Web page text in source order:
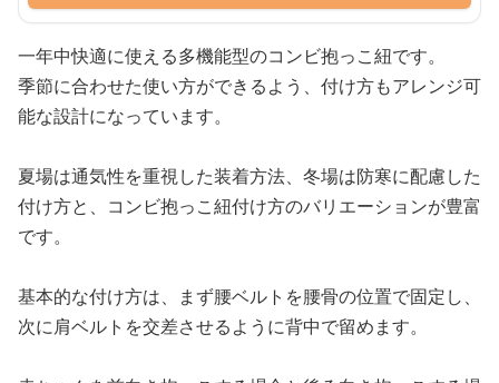
一年中快適に使える多機能型のコンビ抱っこ紐です。
季節に合わせた使い方ができるよう、付け方もアレンジ可
能な設計になっています。
夏場は通気性を重視した装着方法、冬場は防寒に配慮した
付け方と、コンビ抱っこ紐付け方のバリエーションが豊富
です。
基本的な付け方は、まず腰ベルトを腰骨の位置で固定し、
次に肩ベルトを交差させるように背中で留めます。